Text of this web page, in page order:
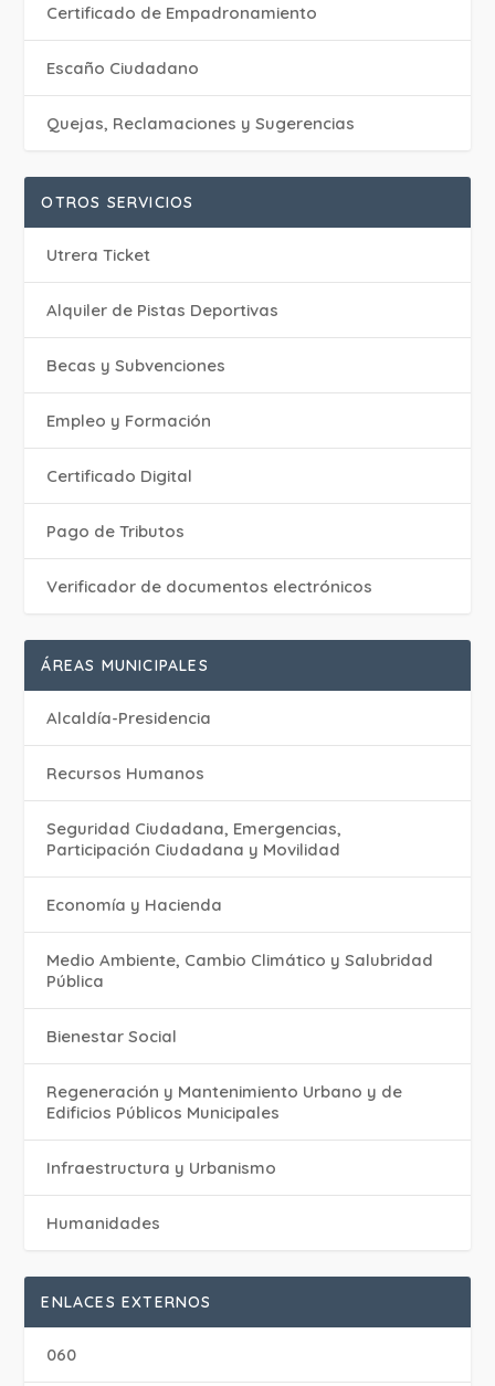
Certificado de Empadronamiento
Escaño Ciudadano
Quejas, Reclamaciones y Sugerencias
OTROS SERVICIOS
Utrera Ticket
Alquiler de Pistas Deportivas
Becas y Subvenciones
Empleo y Formación
Certificado Digital
Pago de Tributos
Verificador de documentos electrónicos
ÁREAS MUNICIPALES
Alcaldía-Presidencia
Recursos Humanos
Seguridad Ciudadana, Emergencias,
Participación Ciudadana y Movilidad
Economía y Hacienda
Medio Ambiente, Cambio Climático y Salubridad
Pública
Bienestar Social
Regeneración y Mantenimiento Urbano y de
Edificios Públicos Municipales
Infraestructura y Urbanismo
Humanidades
ENLACES EXTERNOS
060